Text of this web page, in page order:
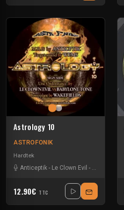
Astrology 10
ASTROFONIK
Hardtek
Anticeptik - Le Clown Evil -
12.90€ TTC